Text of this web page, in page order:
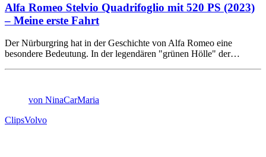
Alfa Romeo Stelvio Quadrifoglio mit 520 PS (2023)
– Meine erste Fahrt
Der Nürburgring hat in der Geschichte von Alfa Romeo eine
besondere Bedeutung. In der legendären "grünen Hölle" der…
von NinaCarMaria
ClipsVolvo